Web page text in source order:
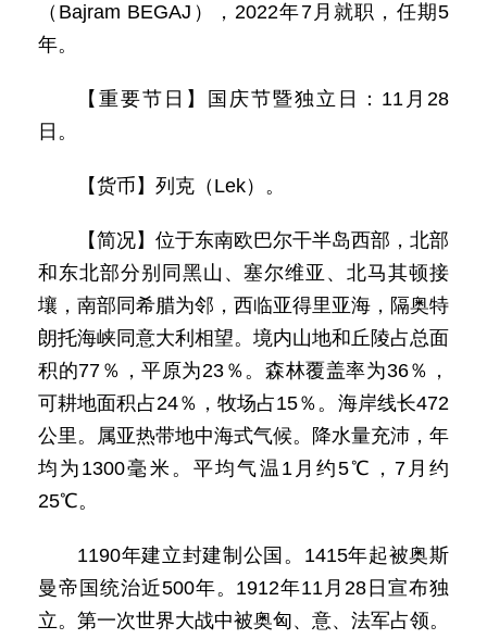
（Bajram BEGAJ），2022年7月就职，任期5
年。
【重要节日】国庆节暨独立日：11月28
日。
【货币】列克（Lek）。
【简况】位于东南欧巴尔干半岛西部，北部
和东北部分别同黑山、塞尔维亚、北马其顿接
壤，南部同希腊为邻，西临亚得里亚海，隔奥特
朗托海峡同意大利相望。境内山地和丘陵占总面
积的77％，平原为23％。森林覆盖率为36％，
可耕地面积占24％，牧场占15％。海岸线长472
公里。属亚热带地中海式气候。降水量充沛，年
均为1300毫米。平均气温1月约5℃，7月约
25℃。
1190年建立封建制公国。1415年起被奥斯
曼帝国统治近500年。1912年11月28日宣布独
立。第一次世界大战中被奥匈、意、法军占领。